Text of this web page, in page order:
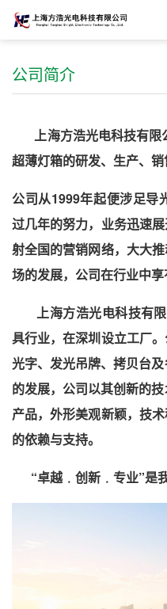
公司简介
上海方浩光电科技有限
超薄灯箱的研发、生产、销
公司从1999年起便涉足导
过几年的努力，业务迅速
射全国的营销网络，大大
场的发展，公司在行业中享
上海方浩光电科技有限
具行业，在深圳设立工厂
光字、发光吊牌、拷贝台
的发展，公司以其创新的
产品，外形美观新颖，技
的依赖与支持。
“卓越﹒创新﹒专业”是